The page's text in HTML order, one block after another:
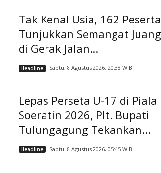
Tak Kenal Usia, 162 Peserta
Tunjukkan Semangat Juang
di Gerak Jalan...
Headline Sabtu, 8 Agustus 2026, 20:38 WIB
Lepas Perseta U-17 di Piala
Soeratin 2026, Plt. Bupati
Tulungagung Tekankan...
Headline Sabtu, 8 Agustus 2026, 05:45 WIB